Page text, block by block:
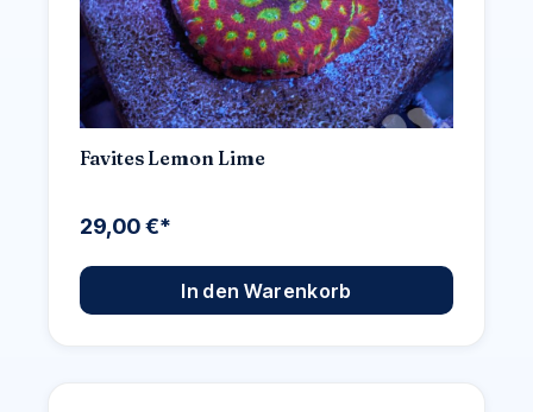
Favites Lemon Lime
29,00 €*
In den Warenkorb